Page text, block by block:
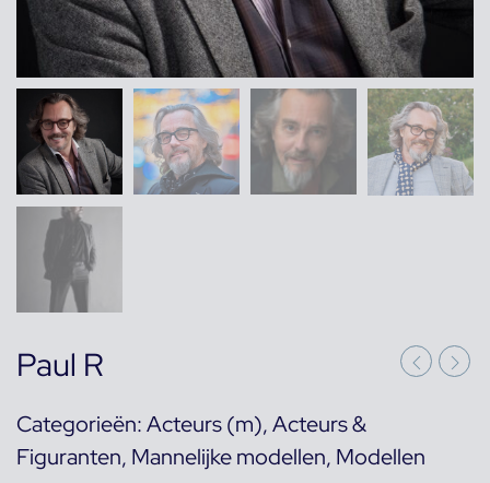
Paul R
Categorieën:Acteurs (m),Acteurs &
Figuranten, Mannelijke modellen, Modellen